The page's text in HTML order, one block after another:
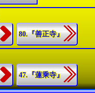
80.『善正寺』
47.『蓮乘寺』